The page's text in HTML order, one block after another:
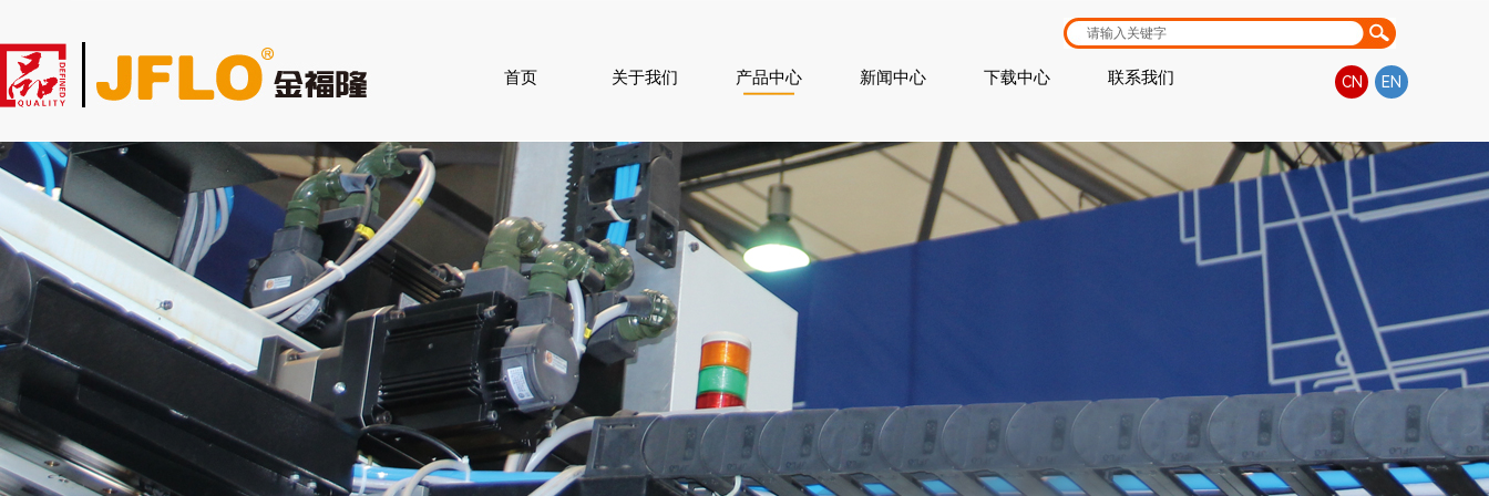
首页 关于我们 产品中心 新闻中心 下载中心 联系我们 CN EN